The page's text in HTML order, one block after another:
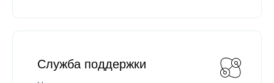
Служба поддержки